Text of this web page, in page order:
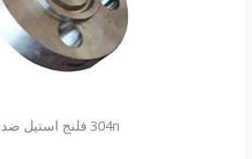
304n فلنج استیل ضد زنگ